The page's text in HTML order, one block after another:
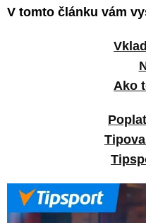
V tomto článku vám
Ako